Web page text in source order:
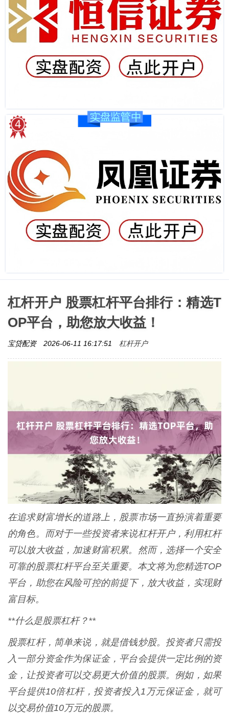
杠杆开户 股票杠杆平台排行：精选T
OP平台，助您放大收益！
宝贷配资 2026-06-11 16:17:51 杠杆开户
在追求财富增长的道路上，股票市场一直扮演着重要
的角色。而对于一些投资者来说杠杆开户，利用杠杆
可以放大收益，加速财富积累。然而，选择一个安全
可靠的股票杠杆平台至关重要。本文将为您精选TOP
平台，助您在风险可控的前提下，放大收益，实现财
富目标。
**什么是股票杠杆？**
股票杠杆，简单来说，就是借钱炒股。投资者只需投
入一部分资金作为保证金，平台会提供一定比例的资
金，让投资者可以交易更大价值的股票。例如，如果
平台提供10倍杠杆，投资者投入1万元保证金，就可
以交易价值10万元的股票。